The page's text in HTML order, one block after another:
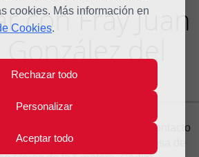
cookies. Más información en
Cookies.
Rechazar todo
Personalizar
Aceptar todo
con Fray Juan
González del
Cerro O.P.
formulario puede ponerse en contacto
González del Cerro O.P.